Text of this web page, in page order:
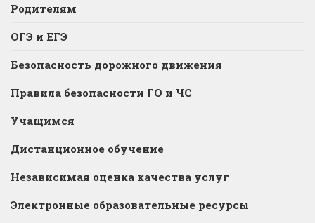
Родителям
ОГЭ и ЕГЭ
Безопасность дорожного движения
Правила безопасности ГО и ЧС
Учащимся
Дистанционное обучение
Независимая оценка качества услуг
Электронные образовательные ресурсы